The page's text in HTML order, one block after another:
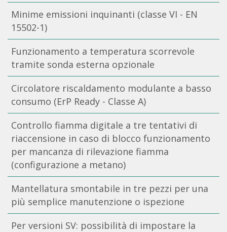
Minime emissioni inquinanti (classe VI - EN
15502-1)
Funzionamento a temperatura scorrevole
tramite sonda esterna opzionale
Circolatore riscaldamento modulante a basso
consumo (ErP Ready - Classe A)
Controllo fiamma digitale a tre tentativi di
riaccensione in caso di blocco funzionamento
per mancanza di rilevazione fiamma
(configurazione a metano)
Mantellatura smontabile in tre pezzi per una
più semplice manutenzione o ispezione
Per versioni SV: possibilità di impostare la